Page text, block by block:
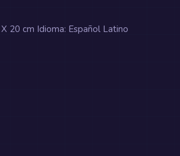
20 cm Idioma: Español Latino